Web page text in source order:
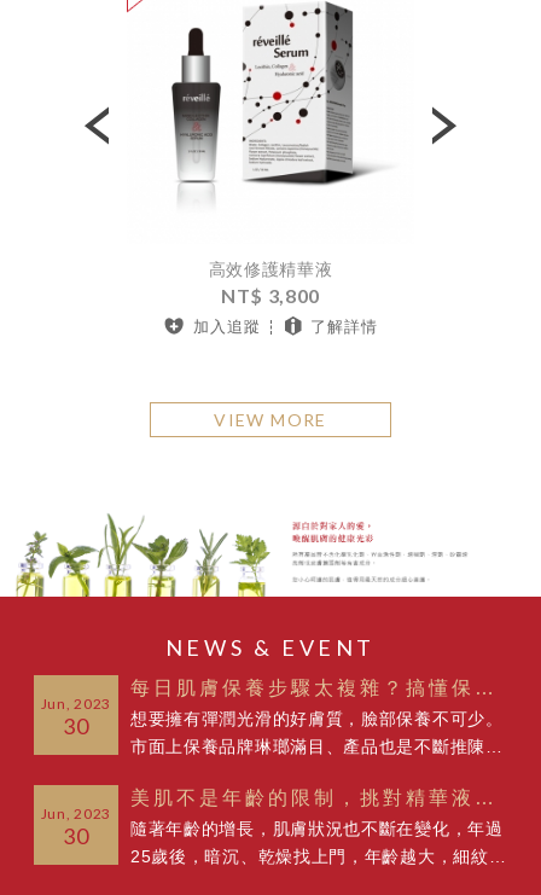
Previous
高效修護精華液
NT$ 3,800
加入追蹤 了解詳情
VIEW MORE
NEWS & EVENT
Jun, 2023
30
每日肌膚保養步驟太複雜？搞懂保養，護膚也能很輕鬆
想要擁有彈潤光滑的好膚質，臉部保養不可少。
市面上保養品牌琳瑯滿目、產品也是不斷推陳出
保養品在保養，您的保養步驟真的有做對嗎? 若
沒講究保養品順序，即使擦再多保養品也只是徒
增肌膚負擔！那到底正確的保養順序是什麼?瓶
Jun, 2023
30
美肌不是年齡的限制，挑對精華液保養熟齡肌
隨著年齡的增長，肌膚狀況也不斷在變化，年過
25歲後，暗沉、乾燥找上門，年齡越大，細紋更